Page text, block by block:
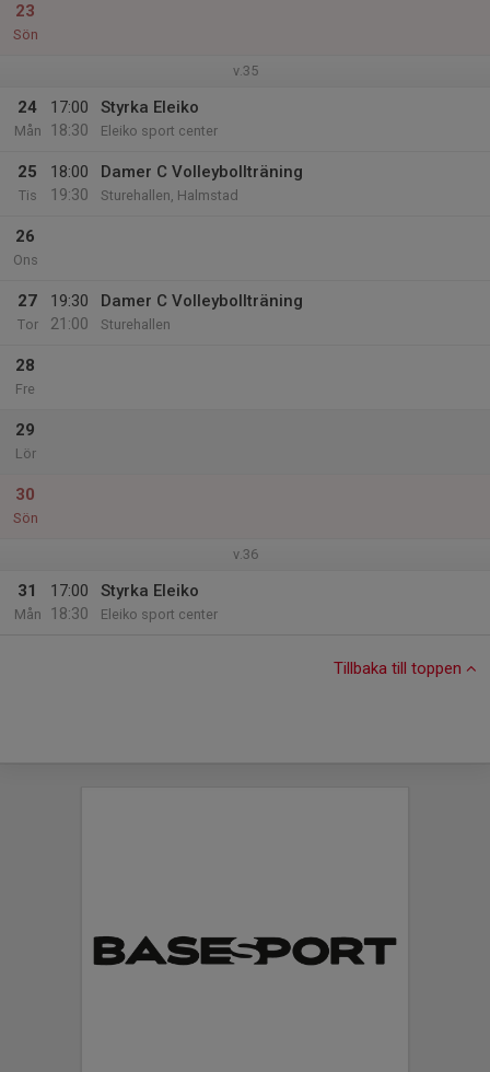
23
Sön
v.35
24
Mån
17:00
18:30
Styrka Eleiko
Eleiko sport center
25
Tis
18:00
19:30
Damer C Volleybollträning
Sturehallen, Halmstad
26
Ons
27
Tor
19:30
21:00
Damer C Volleybollträning
Sturehallen
28
Fre
29
Lör
30
Sön
v.36
31
Mån
17:00
18:30
Styrka Eleiko
Eleiko sport center
Tillbaka till toppen